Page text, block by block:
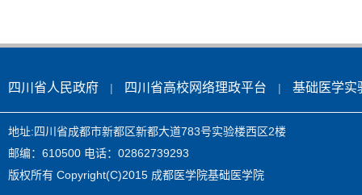
四川省人民政府 | 四川省高校网络理政平台 | 基础医学实
地址:四川省成都市新都区新都大道783号实验楼西区2楼
邮编：610500 电话：02862739293
版权所有 Copyright(C)2015 成都医学院基础医学院